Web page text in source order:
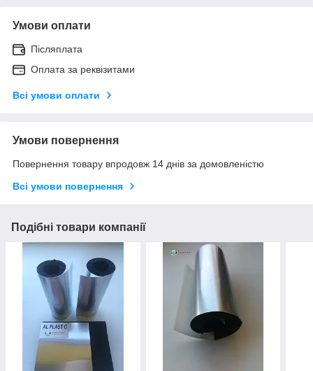
Умови оплати
Післяплата
Оплата за реквізитами
Всі умови оплати
Умови повернення
Повернення товару впродовж 14 днів за домовленістю
Всі умови повернення
Подібні товари компанії